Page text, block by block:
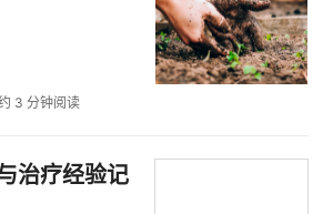
3 分钟阅读
治疗经验记